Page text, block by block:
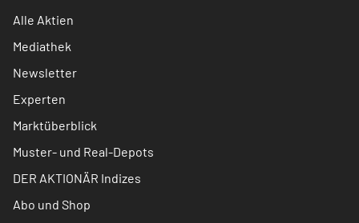
Alle Aktien
Mediathek
Newsletter
Experten
Marktüberblick
Muster- und Real-Depots
DER AKTIONÄR Indizes
Abo und Shop